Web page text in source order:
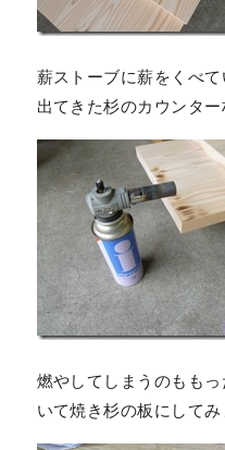
薪ストーブに薪をくべ
出てきた杉のカウンター
燃やしてしまうのもも
いて焼き杉の板にしてみ